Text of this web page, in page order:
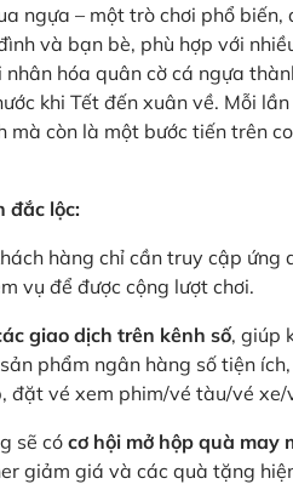
ngựa – một trò chơi phổ
và bạn bè, phù hợp với
hóa quân cờ cá ngựa
khi Tết đến xuân về. Mỗi
còn là một bước tiến trên
đắc lộc:
hàng chỉ cần truy cập ứng
vụ để được cộng lượt chơi.
giao dịch trên kênh số, giúp
phẩm ngân hàng số tiện
đặt vé xem phim/vé tàu/vé
sẽ có cơ hội mở hộp quà may
giảm giá và các quà tặng